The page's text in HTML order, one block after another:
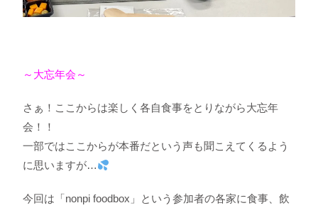
～大忘年会～
さぁ！ここからは楽しく各自食事をとりながら大忘年
会！！
一部ではここからが本番だという声も聞こえてくるよう
に思いますが…
今回は「nonpi foodbox」という参加者の各家に食事、飲